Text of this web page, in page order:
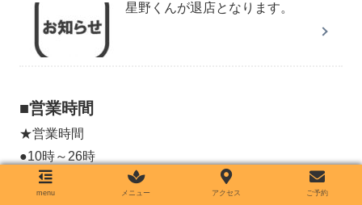
星野くんが退店となります。
■営業時間
★営業時間
●10時～26時
当日最終受付は24時となります。
menu メニュー アクセス ご予約